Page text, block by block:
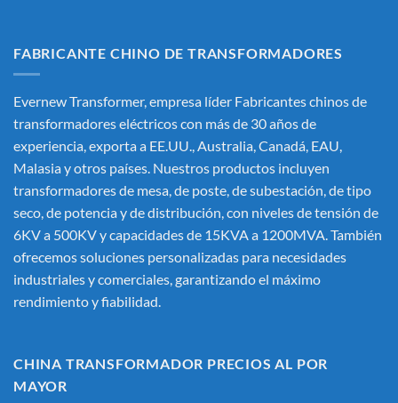
FABRICANTE CHINO DE TRANSFORMADORES
Evernew Transformer, empresa líder Fabricantes chinos de
transformadores eléctricoscon más de 30 años de
experiencia, exporta a EE.UU., Australia, Canadá, EAU,
Malasia y otros países. Nuestros productos incluyen
transformadores de mesa, de poste, de subestación, de tipo
seco, de potencia y de distribución, con niveles de tensión de
6KV a 500KV y capacidades de 15KVA a 1200MVA. También
ofrecemos soluciones personalizadas para necesidades
industriales y comerciales, garantizando el máximo
rendimiento y fiabilidad.
CHINA TRANSFORMADOR PRECIOS AL POR
MAYOR